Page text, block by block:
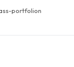
portfolion